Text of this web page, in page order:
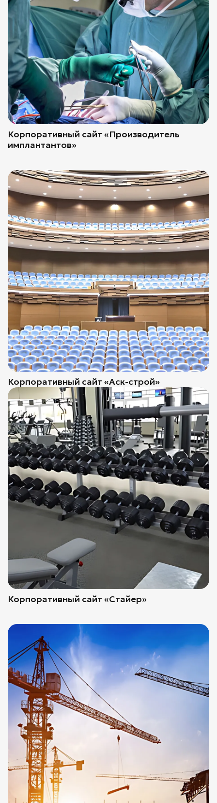
Корпоративный сайт «Производитель
имплантантов»
Корпоративный сайт «Аск-строй»
Корпоративный сайт «Стайер»